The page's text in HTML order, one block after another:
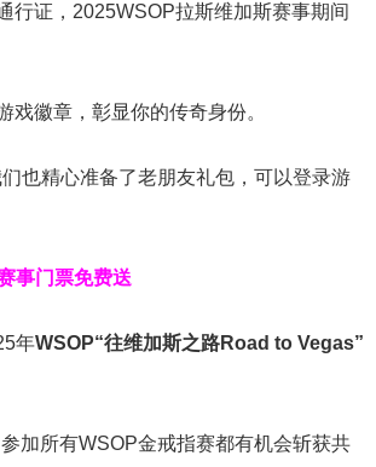
行证，2025WSOP拉斯维加斯赛事期间
戏徽章，彰显你的传奇身份。
们也精心准备了老朋友礼包，可以登录游
事门票免费送
年WSOP“往维加斯之路Road to Vegas”
加所有WSOP金戒指赛都有机会斩获共